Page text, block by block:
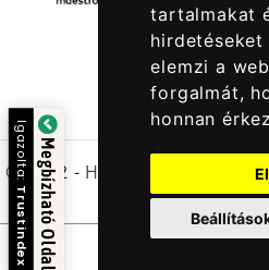
tartalmakat
elemzi a
forgalmát,
honnan
© 2022 - Halcatraz Kft.
Megbízható Oldal
Igazolta:
Trustindex